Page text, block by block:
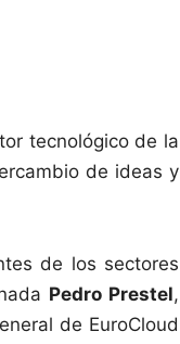
tecnológico de la
de ideas y
de los sectores
Pedro Prestel,
de EuroCloud